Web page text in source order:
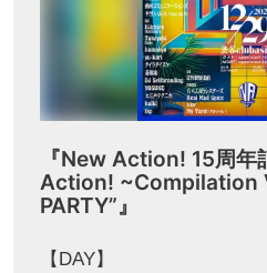
『New Action! 15周年
Action! ~Compilation
PARTY”』
【DAY】